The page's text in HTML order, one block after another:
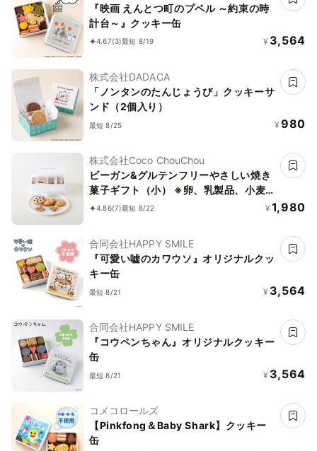
『映画 えんとつ町のプペル ～約束の時
計台～』クッキー缶
4.67(3)最短 8/19 ¥ 3,564
株式会社DADACA
「ノンタンのたんじょうび」クッキーサ
ンド（2個入り）
最短 8/25 ¥ 980
株式会社Coco ChouChou
ビーガン&グルテンフリーやさしい焼き
菓子ギフト（小） ※卵、乳製品、小麦
粉、白砂糖不使用 《ヴィーガンスイー
4.86(7)最短 8/22 ¥ 1,980
合同会社HAPPY SMILE
『可愛い嘘のカワウソ』オリジナルクッ
キー缶
最短 8/21 ¥ 3,564
合同会社HAPPY SMILE
『コウペンちゃん』オリジナルクッキー
缶
最短 8/21 ¥ 3,564
コメコロールズ
【Pinkfong＆Baby Shark】クッキー
缶